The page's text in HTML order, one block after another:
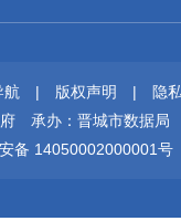
航 | 版权声明 |
隐
承办：晋城市数据局
备 14050002000001号